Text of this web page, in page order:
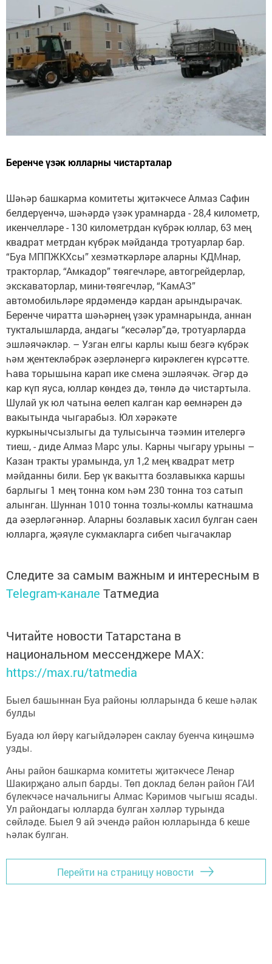
Беренче үзәк юлларны чистарталар
Шәһәр башкарма комитеты җитәкчесе Алмаз Сафин
белдерүенчә, шәһәрдә үзәк урамнарда - 28,4 километр,
икенчелләре - 130 километрдан күбрәк юллар, 63 мең
квадрат метрдан күбрәк мәйданда тротуарлар бар.
“Буа МППЖКХсы” хезмәткәрләре аларны КДМнар,
тракторлар, “Амкадор” төягечләре, автогрейдерлар,
экскаваторлар, мини-төягечләр, “КамАЗ”
автомобильләре ярдәмендә кардан арындырачак.
Беренче чиратта шәһәрнең үзәк урамнарында, аннан
тукталышларда, андагы “кесәләр”дә, тротуарларда
эшләячәкләр. – Узган елгы карлы кыш безгә күбрәк
һәм җентекләбрәк әзерләнергә кирәклеген күрсәтте.
Һава торышына карап ике смена эшләячәк. Әгәр дә
кар күп яуса, юллар көндез дә, төнлә дә чистартыла.
Шулай ук юл чатына өелеп калган кар өемнәрен дә
вакытында чыгарабыз. Юл хәрәкәте
куркынычсызлыгы да тулысынча тәэмин ителергә
тиеш, - диде Алмаз Марс улы. Карны чыгару урыны –
Казан тракты урамында, ул 1,2 мең квадрат метр
мәйданны били. Бер үк вакытта бозлавыкка каршы
барлыгы 1 мең тонна ком һәм 230 тонна тоз сатып
алынган. Шуннан 1010 тонна тозлы-комлы катнашма
да әзерләгәннәр. Аларны бозлавык хасил булган саен
юлларга, җәяүле сукмакларга сибеп чыгачаклар
Следите за самым важным и интересным в
Telegram-канале Татмедиа
Читайте новости Татарстана в
национальном мессенджере MАХ:
https://max.ru/tatmedia
Быел башыннан Буа районы юлларында 6 кеше һәлак
булды
Буада юл йөрү кагыйдәләрен саклау буенча киңәшмә
узды.
Аны район башкарма комитеты җитәкчесе Ленар
Шакирҗано алып барды. Төп доклад белән район ГАИ
бүлекчәсе начальнигы Алмас Кәримов чыгыш ясады.
Ул райондагы юлларда булган хәлләр турында
сөйләде. Быел 9 ай эчендә район юлларында 6 кеше
һәлак булган.
Перейти на страницу новости